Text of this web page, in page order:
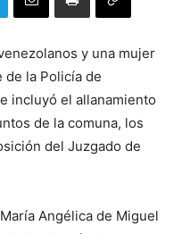
y una mujer
la Policía de
incluyó el allanamiento
de la comuna, los
del Juzgado de
Angélica de Miguel